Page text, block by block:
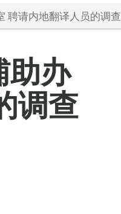
聘请内地翻译人员的调查
助办
调查